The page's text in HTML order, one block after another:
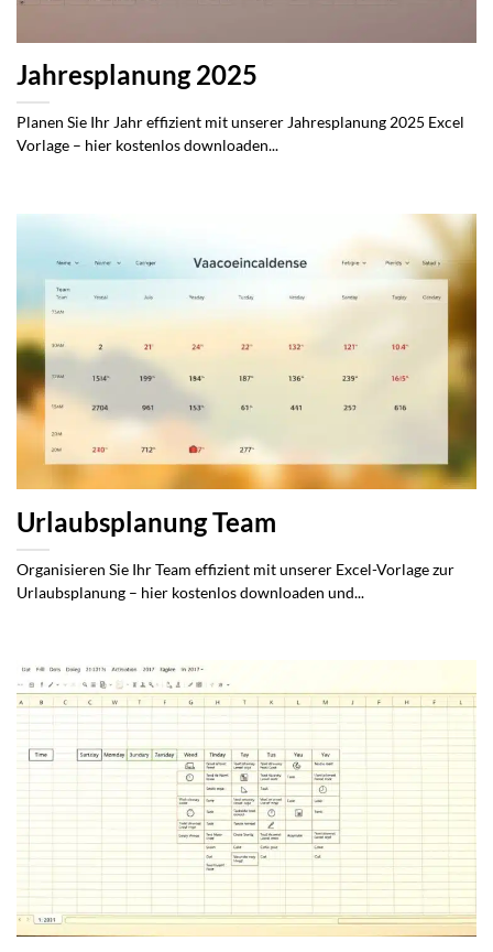
Jahresplanung 2025
Planen Sie Ihr Jahr effizient mit unserer Jahresplanung 2025 Excel
Vorlage – hier kostenlos downloaden...
Urlaubsplanung Team
Organisieren Sie Ihr Team effizient mit unserer Excel-Vorlage zur
Urlaubsplanung – hier kostenlos downloaden und...